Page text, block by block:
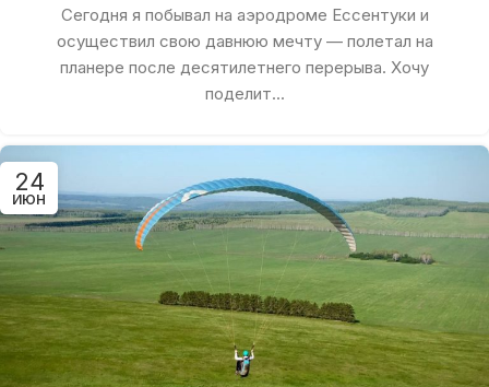
Сегодня я побывал на аэродроме Ессентуки и
осуществил свою давнюю мечту — полетал на
планере после десятилетнего перерыва. Хочу
поделит...
24
ИЮН